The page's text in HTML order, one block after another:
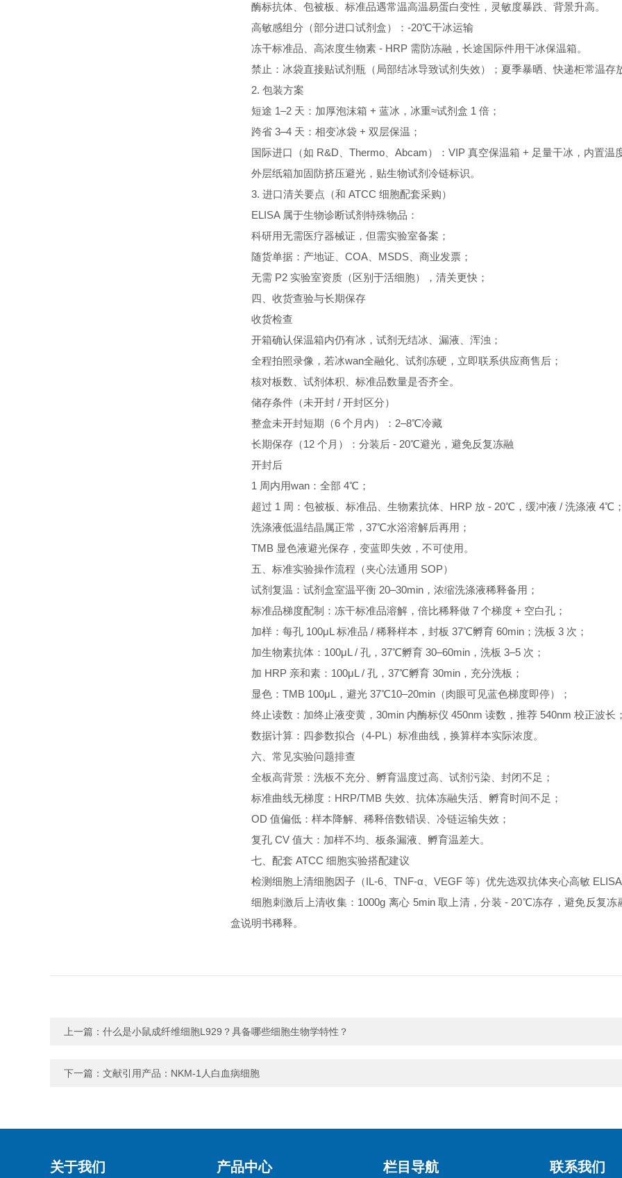
酶标抗体、包被板、标准品遇常温高温易蛋白变性，灵敏度暴跌、背景升高。
高敏感组分（部分进口试剂盒）：-20℃干冰运输
冻干标准品、高浓度生物素 - HRP 需防冻融，长途国际件用干冰保温箱。
禁止：冰袋直接贴试剂瓶（局部结冰导致试剂失效）；夏季暴晒、快递柜常温存
2. 包装方案
短途 1–2 天：加厚泡沫箱 + 蓝冰，冰重≈试剂盒 1 倍；
跨省 3–4 天：相变冰袋 + 双层保温；
国际进口（如 R&D、Thermo、Abcam）：VIP 真空保温箱 + 足量干冰，内置温
外层纸箱加固防挤压避光，贴生物试剂冷链标识。
3. 进口清关要点（和 ATCC 细胞配套采购）
ELISA 属于生物诊断试剂特殊物品：
科研用无需医疗器械证，但需实验室备案；
随货单据：产地证、COA、MSDS、商业发票；
无需 P2 实验室资质（区别于活细胞），清关更快；
四、收货查验与长期保存
收货检查
开箱确认保温箱内仍有冰，试剂无结冰、漏液、浑浊；
全程拍照录像，若冰wan全融化、试剂冻硬，立即联系供应商售后；
核对板数、试剂体积、标准品数量是否齐全。
储存条件（未开封 / 开封区分）
整盒未开封短期（6 个月内）：2–8℃冷藏
长期保存（12 个月）：分装后 - 20℃避光，避免反复冻融
开封后
1 周内用wan：全部 4℃；
超过 1 周：包被板、标准品、生物素抗体、HRP 放 - 20℃，缓冲液 / 洗涤液 4℃；
洗涤液低温结晶属正常，37℃水浴溶解后再用；
TMB 显色液避光保存，变蓝即失效，不可使用。
五、标准实验操作流程（夹心法通用 SOP）
试剂复温：试剂盒室温平衡 20–30min，浓缩洗涤液稀释备用；
标准品梯度配制：冻干标准品溶解，倍比稀释做 7 个梯度 + 空白孔；
加样：每孔 100μL 标准品 / 稀释样本，封板 37℃孵育 60min；洗板 3 次；
加生物素抗体：100μL / 孔，37℃孵育 30–60min，洗板 3–5 次；
加 HRP 亲和素：100μL / 孔，37℃孵育 30min，充分洗板；
显色：TMB 100μL，避光 37℃10–20min（肉眼可见蓝色梯度即停）；
终止读数：加终止液变黄，30min 内酶标仪 450nm 读数，推荐 540nm 校正波长；
数据计算：四参数拟合（4-PL）标准曲线，换算样本实际浓度。
六、常见实验问题排查
全板高背景：洗板不充分、孵育温度过高、试剂污染、封闭不足；
标准曲线无梯度：HRP/TMB 失效、抗体冻融失活、孵育时间不足；
OD 值偏低：样本降解、稀释倍数错误、冷链运输失效；
复孔 CV 值大：加样不均、板条漏液、孵育温差大。
七、配套 ATCC 细胞实验搭配建议
检测细胞上清细胞因子（IL-6、TNF-α、VEGF 等）优先选双抗体夹心高敏 ELISA
细胞刺激后上清收集：1000g 离心 5min 取上清，分装 - 20℃冻存，避免反复冻
盒说明书稀释。
上一篇： 什么是小鼠成纤维细胞L929？具备哪些细胞生物学特性？
下一篇： 文献引用产品：NKM-1人白血病细胞
关于我们 产品中心 栏目导航 联系我们